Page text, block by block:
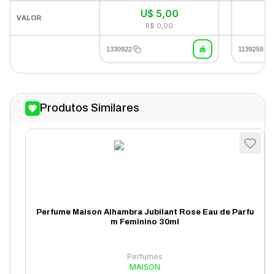
VALOR U$ 5,00
R$ 0,00
1330922 1139259
Produtos Similares
Perfume Maison Alhambra Jubilant Rose Eau de Parfu
m Feminino 30ml
Perfumes
MAISON